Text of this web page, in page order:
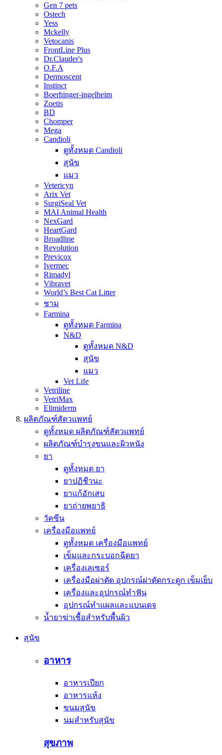
Gen 7 pets
Ostech
Yess
Mckelly
Vetocanis
FrontLine Plus
Dr.Clauder's
O.F.A
Dermoscent
Instinct
Boerhinger-ingelheim
Zoetis
BD
Chomper
Mega
Candioli
ดูทั้งหมด Candioli
สุนัข
แมว
Vetericyn
Arix Vet
SurgiSeal Vet
MAI Animal Health
NexGard
HeartGard
Broadline
Revolution
Previcox
Ivermec
Rimadyl
Vibravet
World’s Best Cat Litter
ชาม
Farmina
ดูทั้งหมด Farmina
N&D
ดูทั้งหมด N&D
สุนัข
แมว
Vet Life
Vetriline
VetriMax
Elimiderm
ผลิตภัณฑ์สัตวแพทย์
ดูทั้งหมด ผลิตภัณฑ์สัตวแพทย์
ผลิตภัณฑ์บำรุงขนและผิวหนัง
ยา
ดูทั้งหมด ยา
ยาปฏิชีวนะ
ยาแก้อักเสบ
ยาถ่ายพยาธิ
วัคซีน
เครื่องมือแพทย์
ดูทั้งหมด เครื่องมือแพทย์
เข็มและกระบอกฉีดยา
เครื่องเลเซอร์
เครื่องมือผ่าตัด อุปกรณ์ผ่าตัดกระดูก เข็มเย็บ
เครื่องและอุปกรณ์ทำฟัน
อุปกรณ์ทำแผลและแบนเดจ
น้ำยาฆ่าเชื้อสำหรับพื้นผิว
สุนัข
อาหาร
อาหารเปียก
อาหารแห้ง
ขนมสุนัข
นมสำหรับสุนัข
สุขภาพ